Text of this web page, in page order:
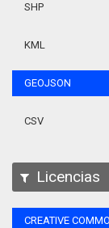
SHP
KML
GEOJSON
CSV
Licencias
CREATIVE